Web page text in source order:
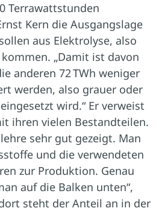
Terrawattstunden
Kern die Ausgangslage
aus Elektrolyse, also
„Damit ist davon
anderen 72 TWh weniger
werden, also grauer oder
wird.“ Er verweist
ihren vielen Bestandteilen.
sehr gut gezeigt. Man
und die verwendeten
zur Produktion. Genau
auf die Balken unten“,
steht der Anteil an in der